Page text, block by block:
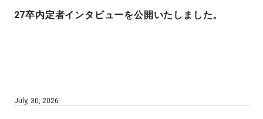
27卒内定者インタビューを公開いたしました。
July, 30, 2026